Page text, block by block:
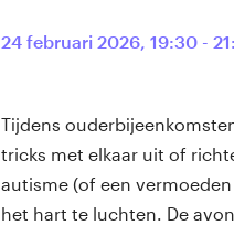
24 februari 2026, 19:30 -
Tijdens
tricks met elkaar uit of
autisme (of een
het hart te luchten. De